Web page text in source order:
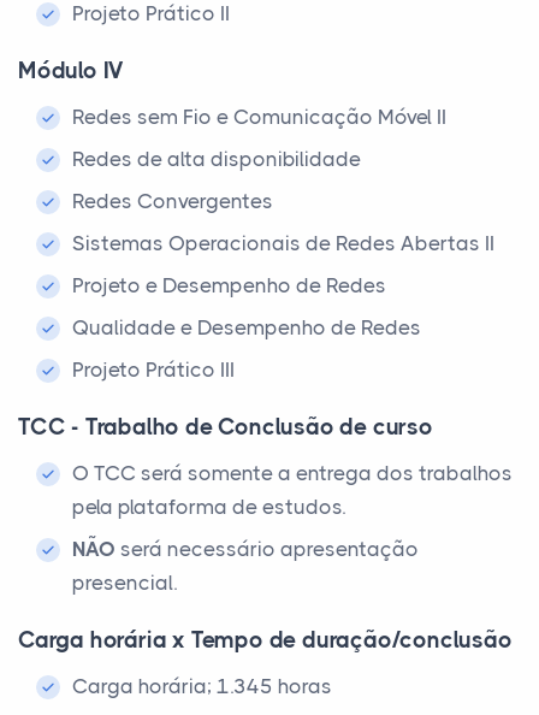
Projeto Prático II
Módulo IV
Redes sem Fio e Comunicação Móvel II
Redes de alta disponibilidade
Redes Convergentes
Sistemas Operacionais de Redes Abertas II
Projeto e Desempenho de Redes
Qualidade e Desempenho de Redes
Projeto Prático III
TCC - Trabalho de Conclusão de curso
O TCC será somente a entrega dos trabalhos
pela plataforma de estudos.
NÃO será necessário apresentação
presencial.
Carga horária x Tempo de duração/conclusão
Carga horária; 1.345 horas